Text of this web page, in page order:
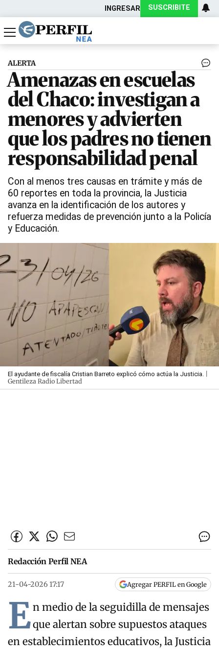
INGRESAR SUSCRIBITE
Política
Economía
Actualidad
ALERTA
Amenazas en escuelas
del Chaco: investigan a
menores y advierten
que los padres no tienen
responsabilidad penal
Con al menos tres causas en trámite y más de
60 reportes en toda la provincia, la Justicia
avanza en la identificación de los autores y
refuerza medidas de prevención junto a la Policía
y Educación.
El ayudante de fiscalía Cristian Barreto explicó cómo actúa la Justicia.
Gentileza Radio Libertad
Redacción Perfil NEA
21-04-2026 17:17 Agregar PERFIL en Google
En medio de la seguidilla de mensajes
que alertan sobre supuestos ataques
en establecimientos educativos, la Justicia